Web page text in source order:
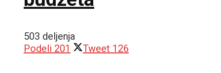
503 deljenja
Podeli 201 Tweet 126